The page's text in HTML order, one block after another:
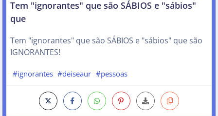
Tem "ignorantes" que são SÁBIOS e "sábios"
que
Tem "ignorantes" que são SÁBIOS e "sábios" que são
IGNORANTES!
#ignorantes #deiseaur #pessoas